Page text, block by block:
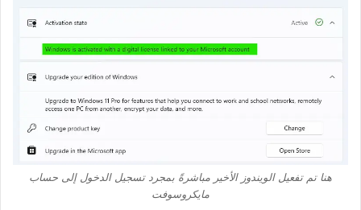
هنا تم تفعيل الويندوز الأخير مباشرةً بمجرد تسجيل الدخول إلى حساب
مايكروسوفت